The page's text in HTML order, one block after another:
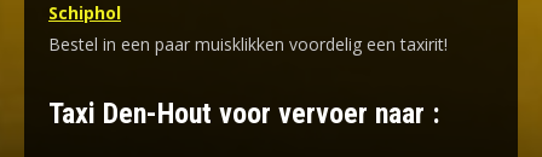
Schiphol
Bestel in een paar muisklikken voordelig een taxirit!
Taxi Den-Hout voor vervoer naar :